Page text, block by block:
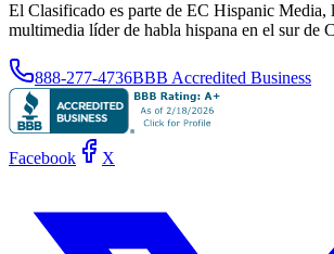
El Clasificado es parte de EC Hispanic Media,
multimedia líder de habla hispana en el sur de
888-277-4736BBB Accredited Business
Facebook X